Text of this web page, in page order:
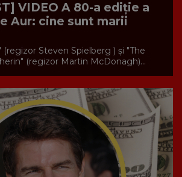
VIDEO A 80-a ediție a
Aur: cine sunt marii
(regizor Steven Spielberg ) şi "The
(regizor Martin McDonagh)...